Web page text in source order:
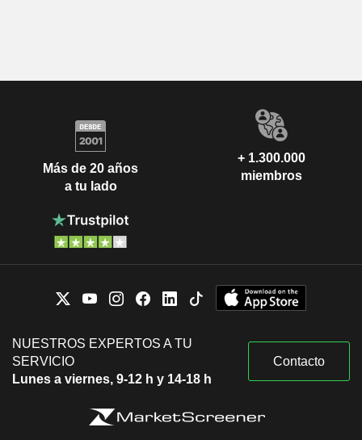
Más de 20 años
a tu lado
+ 1.300.000
miembros
NUESTROS EXPERTOS A TU
SERVICIO
Lunes a viernes, 9-12 h y 14-18 h
Contacto